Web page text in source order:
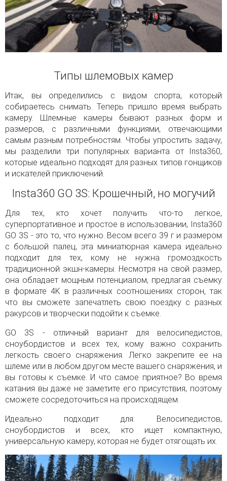
Типы шлемовых камер
Итак, вы определились с видом спорта, который
собираетесь снимать. Теперь пришло время выбрать
камеру. Шлемные камеры бывают разных форм и
размеров, с различными функциями, отвечающими
самым разным потребностям. Чтобы упростить задачу,
мы разделили три популярных варианта от Insta360,
которые идеально подходят для разных типов гонщиков
и искателей приключений.
Insta360 GO 3S: Крошечный, но могучий
Для тех, кто хочет получить что-то легкое,
суперпортативное и простое в использовании, Insta360
GO 3S - это то, что нужно. Весом всего 39 г и размером
с большой палец, эта миниатюрная камера идеально
подходит для тех, кому не нужна громоздкость
традиционной экшн-камеры. Несмотря на свой размер,
она обладает мощным потенциалом, предлагая съемку
в формате 4K в различных соотношениях сторон, так
что вы сможете запечатлеть свою поездку с разных
ракурсов и творчески подойти к съемке.
GO 3S - отличный вариант для велосипедистов,
сноубордистов и всех тех, кому важно сохранить
легкость своего снаряжения. Легко закрепите ее на
шлеме или в любом другом месте вашего снаряжения, и
вы готовы к съемке. И что самое приятное? Во время
катания вы даже не заметите его присутствия, поэтому
сможете сосредоточиться на происходящем.
Идеально подходит для: Велосипедистов,
сноубордистов и всех, кто ищет компактную,
универсальную камеру, которая не будет отягощать их.